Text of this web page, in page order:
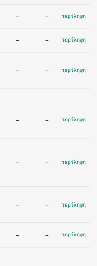
- - περίληψη
- - περίληψη
- - περίληψη
- - περίληψη
- - περίληψη
- - περίληψη
- - περίληψη